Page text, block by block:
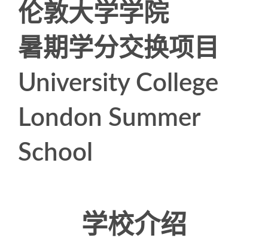
伦敦大学学院
暑期学分交换项目
University College
London Summer
School
学校介绍